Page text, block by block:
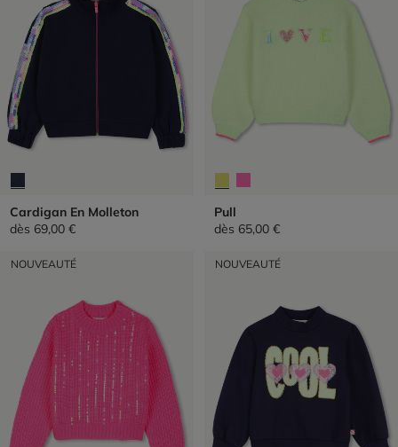
Cardigan En Molleton
dès 69,00 €
Pull
dès 65,00 €
NOUVEAUTÉ NOUVEAUTÉ